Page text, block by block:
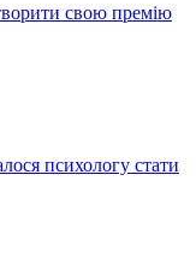
свою премію
психологу стати